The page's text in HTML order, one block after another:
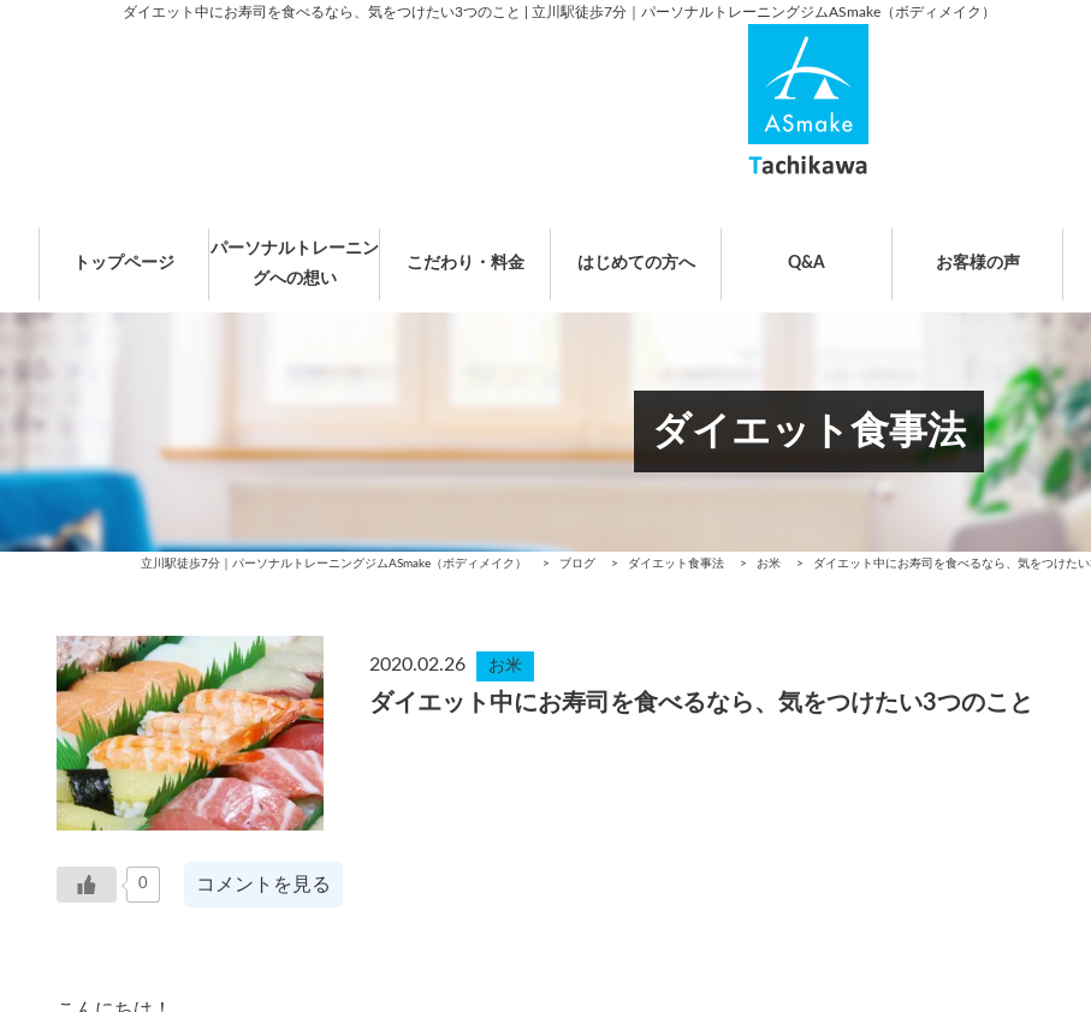
ダイエット中にお寿司を食べるなら、気をつけたい3つのこと | 立川駅徒歩7分｜パーソナルトレーニングジムASmake（ボディメイク）
トップページ
パーソナルトレーニン
グへの想い
こだわり・料金 はじめての方へ Q&A お客様の声
ダイエット食事法
立川駅徒歩7分｜パーソナルトレーニングジムASmake（ボディメイク） > ブログ > ダイエット食事法 > お米 > ダイエット中にお寿司を食べるなら、気をつけたい
2020.02.26 お米
ダイエット中にお寿司を食べるなら、気をつけたい3つのこと
0 コメントを見る